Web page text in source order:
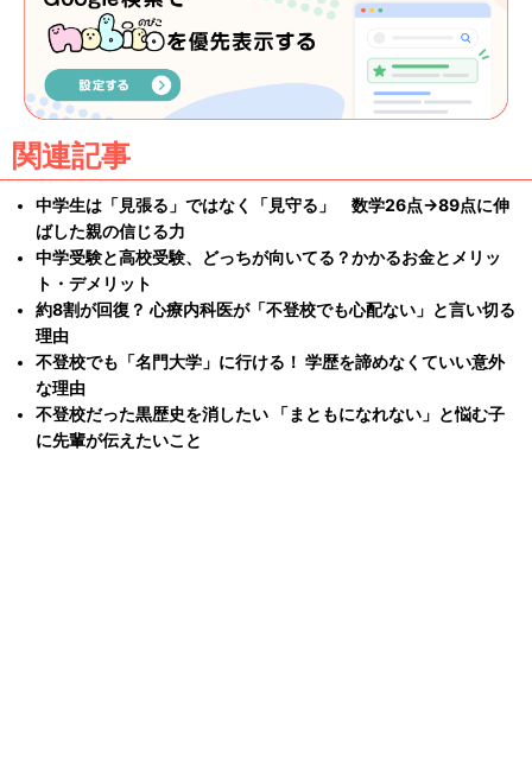
関連記事
中学生は「見張る」ではなく「見守る」 数学26点→89点に伸
ばした親の信じる力
中学受験と高校受験、どっちが向いてる？かかるお金とメリッ
ト・デメリット
約8割が回復？ 心療内科医が「不登校でも心配ない」と言い切る
理由
不登校でも「名門大学」に行ける！ 学歴を諦めなくていい意外
な理由
不登校だった黒歴史を消したい 「まともになれない」と悩む子
に先輩が伝えたいこと